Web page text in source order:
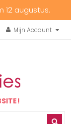
12 augustus.
Mijn Account